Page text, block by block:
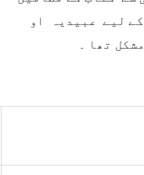
لیے عبیدیہ او
تھا ۔